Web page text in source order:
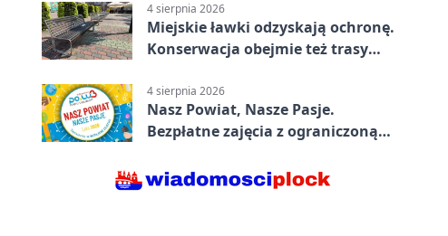
4 sierpnia 2026
Miejskie ławki odzyskają ochronę.
Konserwacja obejmie też trasy
4 sierpnia 2026
Nasz Powiat, Nasze Pasje.
Bezpłatne zajęcia z ograniczoną